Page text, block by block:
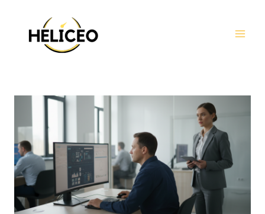
contenu
articles